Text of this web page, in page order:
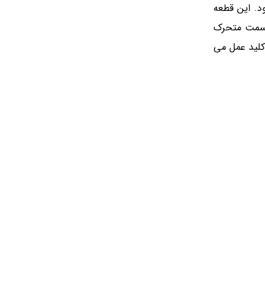
این قطعه
قسمت متحرک
عمل می